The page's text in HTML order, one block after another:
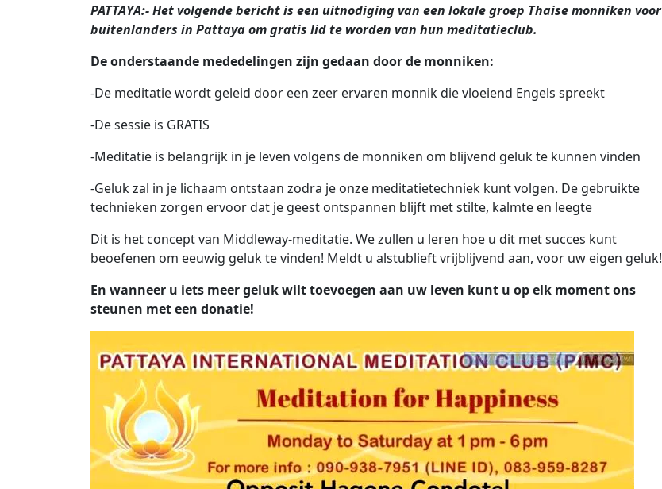
PATTAYA:- Het volgende bericht is een uitnodiging van een lokale groep Thaise monniken voor
buitenlanders in Pattaya om gratis lid te worden van hun meditatieclub.
De onderstaande mededelingen zijn gedaan door de monniken:
-De meditatie wordt geleid door een zeer ervaren monnik die vloeiend Engels spreekt
-De sessie is GRATIS
-Meditatie is belangrijk in je leven volgens de monniken om blijvend geluk te kunnen vinden
-Geluk zal in je lichaam ontstaan ​​zodra je onze meditatietechniek kunt volgen. De gebruikte
technieken zorgen ervoor dat je geest ontspannen blijft met stilte, kalmte en leegte
Dit is het concept van Middleway-meditatie. We zullen u leren hoe u dit met succes kunt
beoefenen om eeuwig geluk te vinden! Meldt u alstublieft vrijblijvend aan, voor uw eigen geluk!
En wanneer u iets meer geluk wilt toevoegen aan uw leven kunt u op elk moment ons
steunen met een donatie!